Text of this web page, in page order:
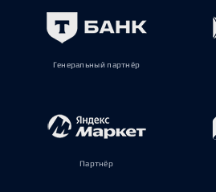
Генеральный партнёр
Партнёр